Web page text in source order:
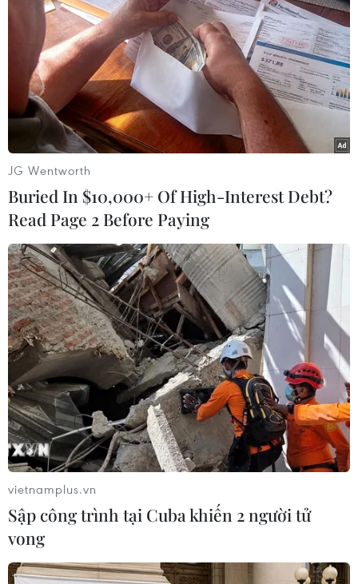
TIN CÙNG CHUYÊN MỤC
Giao tranh dữ dội ở miền Tây Libya,
nhiều tù nhân vượt ngục
05/08/2026 05:58
Lở đất tại Ethiopia khiến ít nhất 14
người thiệt mạng
04/08/2026 10:53
Kế hoạch đồng tiền chung Tây Phi
đối mặt thách thức
03/08/2026 23:10
Nigeria: Hơn 100 người bị bắt cóc ở
bang Zamfara
Châu Phi tận dụng lợi thế quang điện
JG Wentworth
Buried In $10,000+ Of High-Interest Debt?
Read Page 2 Before Paying
vietnamplus.vn
Sập công trình tại Cuba khiến 2 người tử
vong